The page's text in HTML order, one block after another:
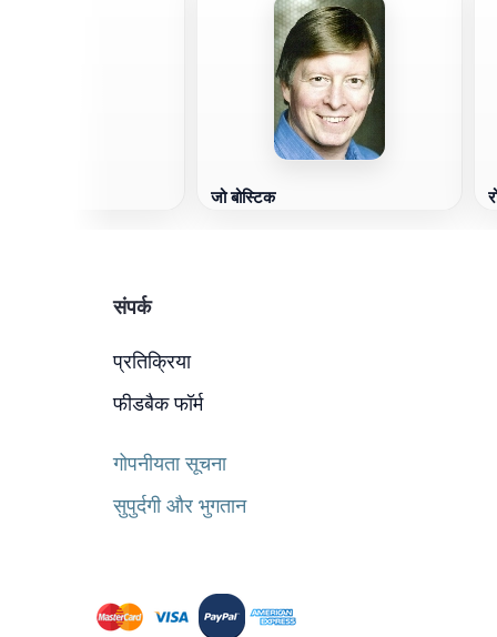
जो बोस्टिक
संपर्क
प्रतिक्रिया
फीडबैक फॉर्म
गोपनीयता सूचना
सुपुर्दगी और भुगतान